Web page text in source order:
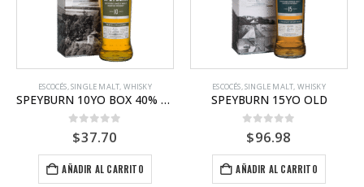
ESCOCÉS,SINGLE MALT, WHISKY
SPEYBURN 10YO BOX 40% 6X700ML
0out of 5
$37.70
AÑADIR AL CARRITO
ESCOCÉS,SINGLE MALT, WHISKY
SPEYBURN 15YO OLD
0out of 5
$96.98
AÑADIR AL CARRITO